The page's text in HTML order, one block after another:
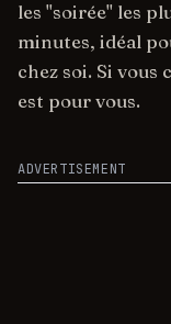
les "soirée" les
minutes, idéal
chez soi. Si
est pour vous.
ADVERTISEMENT